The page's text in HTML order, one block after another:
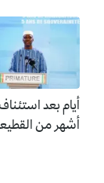
أيام بعد
أشهر من